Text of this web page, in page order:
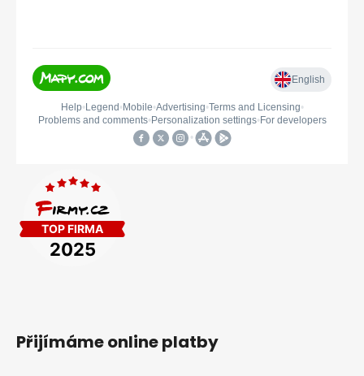
Přijímáme online platby